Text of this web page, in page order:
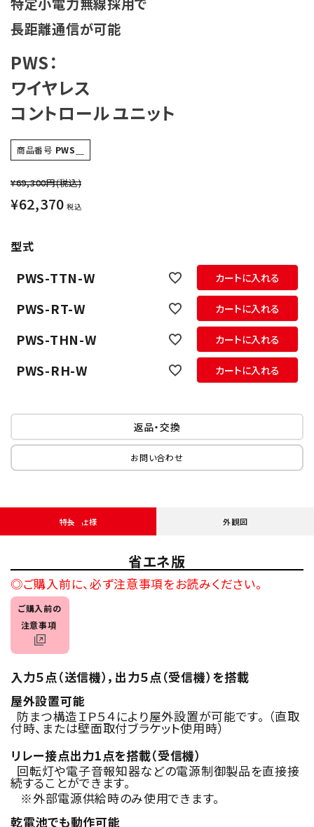
長距離通信が可能
PWS：
ワイヤレス
コントロール ユニット
商品番号 PWS＿
¥69,300円(税込)
¥62,370 税込
型式
PWS-TTN-W カートに入れる
PWS-RT-W カートに入れる
PWS-THN-W カートに入れる
PWS-RH-W カートに入れる
返品・交換
お問い合わせ
特長・仕様 外観図
省エネ版
◎ご購入前に、必ず注意事項をお読みください。
ご購入前の
注意事項
入力５点（送信機），出力５点（受信機）を搭載
屋外設置可能
防まつ構造ＩＰ５４により屋外設置が可能です。 （直取
付時、または壁面取付ブラケット使用時）
リレー接点出力1点を搭載（受信機）
回転灯や電子音報知器などの電源制御製品を直接接
続することができます。
※外部電源供給時のみ使用できます。
乾電池でも動作可能